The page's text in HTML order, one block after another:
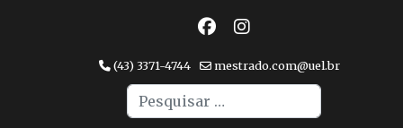
(43) 3371-4744 mestrado.com@uel.br
Pesquisar